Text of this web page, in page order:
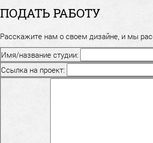
ПОДАТЬ РАБОТУ
Расскажите нам о своем дизайне, и мы
Имя/название студии:
Ссылка на проект: